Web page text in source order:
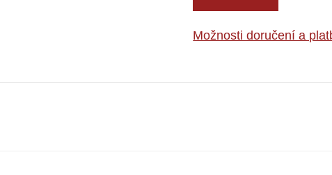
Možnosti doručení a